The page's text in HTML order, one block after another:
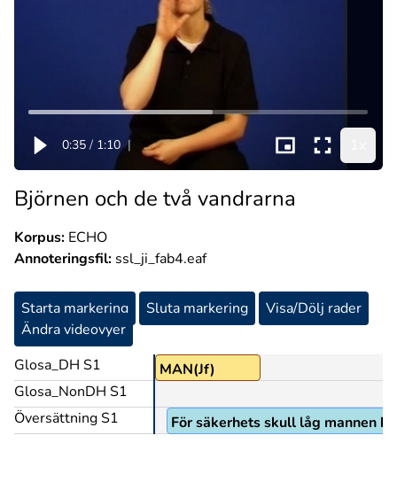
0:35 / 1:10 |
Björnen och de två vandrarna
Korpus: ECHO
Annoteringsfil: ssl_ji_fab4.eaf
Starta markering Sluta markering
Visa/Dölj rader
Ändra videovyer
Glosa_DH S1
Glosa_NonDH S1
Översättning S1
MAN(Jf)
För säkerhets skull låg mannen